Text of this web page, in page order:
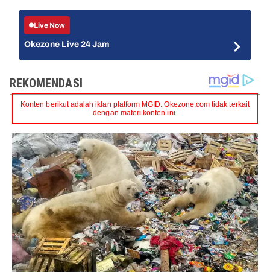
Live Now
Okezone Live 24 Jam